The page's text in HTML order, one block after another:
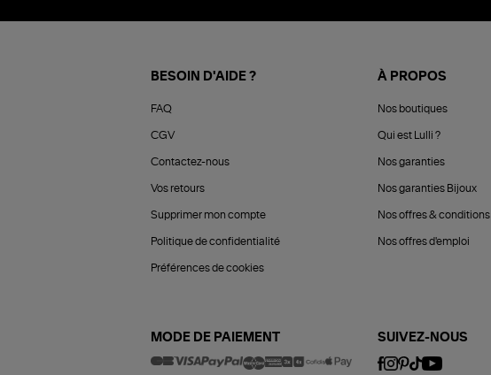
BESOIN D'AIDE ?
FAQ
CGV
Contactez-nous
Vos retours
Supprimer mon compte
Politique de confidentialité
Préférences de cookies
À PROPOS
Nos boutiques
Qui est Lulli ?
Nos garanties
Nos garanties Bijoux
Nos offres & conditions
Nos offres d'emploi
MODE DE PAIEMENT SUIVEZ-NOUS